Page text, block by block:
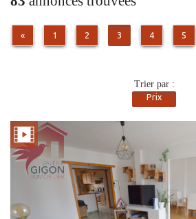
« 1 2 3 4 5
Trier par :
Prix